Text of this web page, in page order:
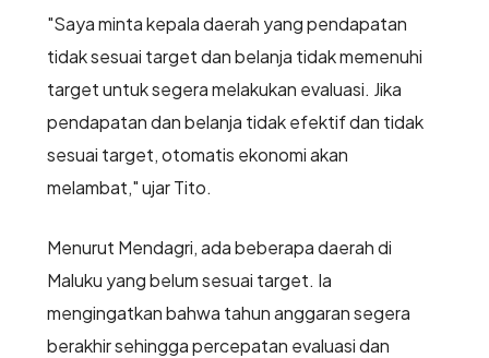
"Saya minta kepala daerah yang pendapatan
tidak sesuai target dan belanja tidak memenuhi
target untuk segera melakukan evaluasi. Jika
pendapatan dan belanja tidak efektif dan tidak
sesuai target, otomatis ekonomi akan
melambat," ujar Tito.
Menurut Mendagri, ada beberapa daerah di
Maluku yang belum sesuai target. Ia
mengingatkan bahwa tahun anggaran segera
berakhir sehingga percepatan evaluasi dan